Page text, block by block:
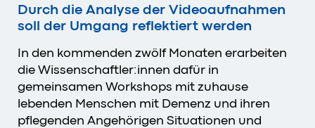
Durch die Analyse der Videoaufnahmen
soll der Umgang reflektiert werden
In den kommenden zwölf Monaten erarbeiten
die Wissenschaftler:innen dafür in
gemeinsamen Workshops mit zuhause
lebenden Menschen mit Demenz und ihren
pflegenden Angehörigen Situationen und